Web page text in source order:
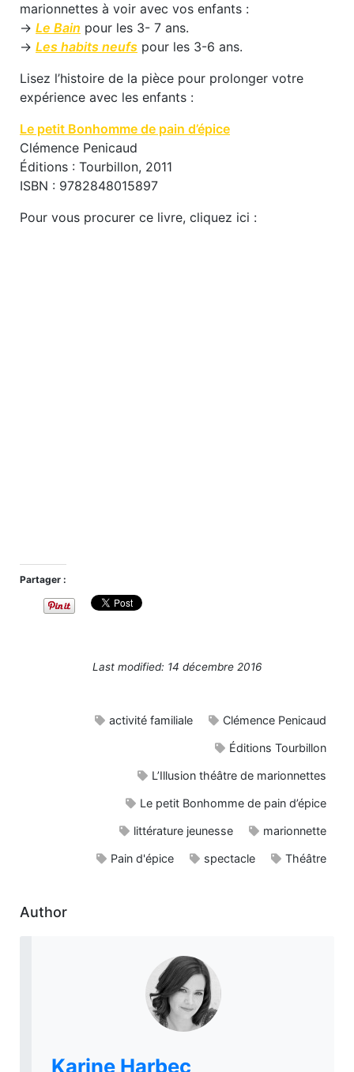
marionnettes à voir avec vos enfants :
→ Le Bain pour les 3- 7 ans.
→ Les habits neufs pour les 3-6 ans.
Lisez l’histoire de la pièce pour prolonger votre
expérience avec les enfants :
Le petit Bonhomme de pain d’épice
Clémence Penicaud
Éditions : Tourbillon, 2011
ISBN : 9782848015897
Pour vous procurer ce livre, cliquez ici :
Partager :
Last modified: 14 décembre 2016
activité familiale Clémence Penicaud
Éditions Tourbillon
L’Illusion théâtre de marionnettes
Le petit Bonhomme de pain d’épice
littérature jeunesse marionnette
Pain d'épice spectacle Théâtre
Author
Karine Harbec